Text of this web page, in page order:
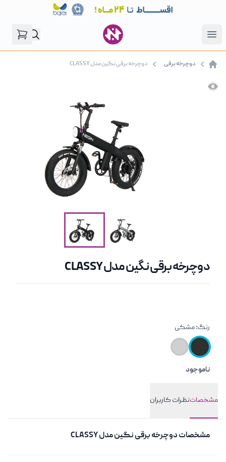
Open menu فروشگاه نگین موتور
دوچرخه برقی دوچرخه برقی نگین مدل CLASSY
دوچرخه برقی نگین مدل CLASSY
رنگ:مشکی
ناموجود
مشخصاتنظرات کاربران
مشخصات
مشخصاتدوچرخه برقی نگین مدل CLASSY